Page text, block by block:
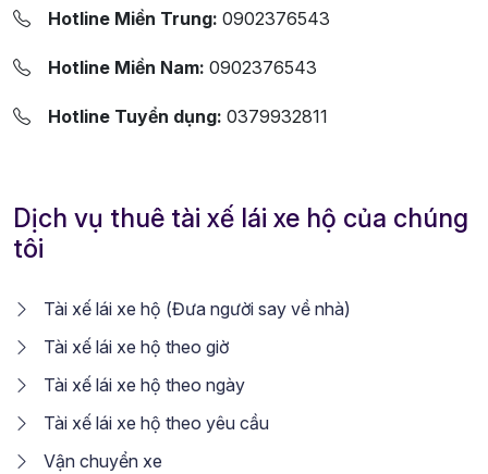
Hotline Miền Trung: 0902376543
Hotline Miền Nam: 0902376543
Hotline Tuyển dụng: 0379932811
Dịch vụ thuê tài xế lái xe hộ của chúng
tôi
Tài xế lái xe hộ (Đưa người say về nhà)
Tài xế lái xe hộ theo giờ
Tài xế lái xe hộ theo ngày
Tài xế lái xe hộ theo yêu cầu
Vận chuyển xe